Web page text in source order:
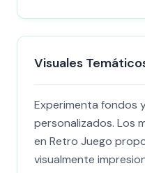
Visuales
Experimenta fondos
personalizados. Los
en Retro Juego
visualmente